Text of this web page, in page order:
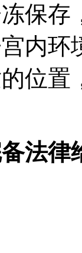
保
内环
位置
法律